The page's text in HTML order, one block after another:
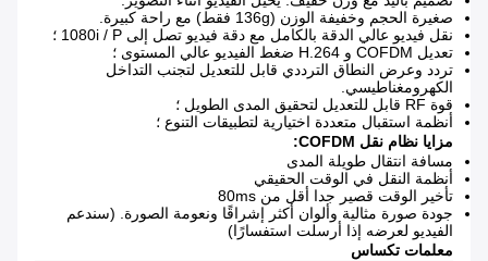
صغيرة الحجم وخفيفة الوزن (136g فقط) مع راحة كبيرة.
نقل فيديو عالي الدقة بالكامل مع دقة فيديو تصل إلى 1080i / P ؛
تعديل COFDM و H.264 ضغط الفيديو عالي المستوى ؛
تردد وعرض النطاق الترددي قابل للتعديل لتجنب التداخل
الكهرومغناطيسي.
قوة RF قابل للتعديل لتحقيق المدى الطويل ؛
أنظمة استقبال متعددة اختيارية لتطبيقات التنوع ؛
مزايا نظام نقل COFDM:
مسافة انتقال طويلة المدى
أنظمة النقل في الوقت الحقيقي
تأخير الوقت قصير جدا أقل من 80ms
جودة صورة مثالية وألوان أكثر إشراقًا ونعومة الصورة. (سندعم
الفيديو لعرضه إذا أرسلت استفسارًا)
معلمات تكساس